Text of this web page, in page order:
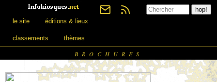
le site éditions & lieux
classements thèmes
BROCHURES